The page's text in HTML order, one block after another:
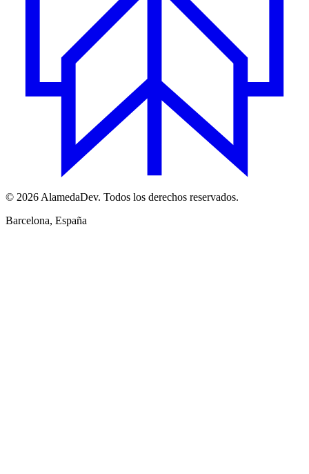
© 2026 AlamedaDev. Todos los derechos reservados.
Barcelona, España